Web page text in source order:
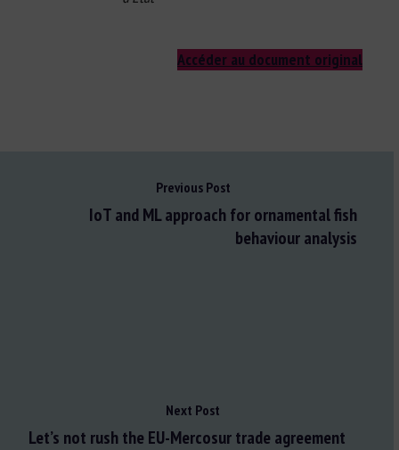
Accéder au document original
Previous Post
IoT and ML approach for ornamental fish
behaviour analysis
Next Post
Let’s not rush the EU-Mercosur trade agreement